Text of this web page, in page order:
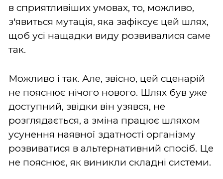
в сприятливіших умовах, то, можливо,
з'явиться мутація, яка зафіксує цей шлях,
щоб усі нащадки виду розвивалися саме
так.
Можливо і так. Але, звісно, цей сценарій
не пояснює нічого нового. Шлях був уже
доступний, звідки він узявся, не
розглядається, а зміна працює шляхом
усунення наявної здатності організму
розвиватися в альтернативний спосіб. Це
не пояснює, як виникли складні системи.